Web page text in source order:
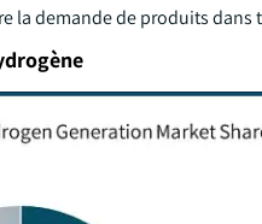
la demande de produits dans